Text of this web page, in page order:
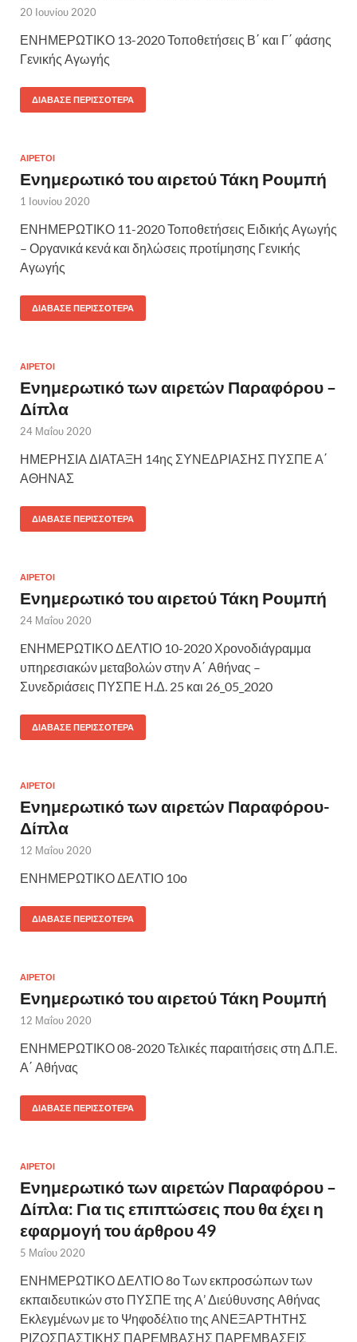
20 Ιουνίου 2020
ΕΝΗΜΕΡΩΤΙΚΟ 13-2020 Τοποθετήσεις Β΄ και Γ΄ φάσης
Γενικής Αγωγής
ΔΙΆΒΑΣΕ ΠΕΡΙΣΣΌΤΕΡΑ
ΑΙΡΕΤΟΙ
Ενημερωτικό του αιρετού Τάκη Ρουμπή
1 Ιουνίου 2020
ΕΝΗΜΕΡΩΤΙΚΟ 11-2020 Τοποθετήσεις Ειδικής Αγωγής
– Οργανικά κενά και δηλώσεις προτίμησης Γενικής
Αγωγής
ΔΙΆΒΑΣΕ ΠΕΡΙΣΣΌΤΕΡΑ
ΑΙΡΕΤΟΙ
Ενημερωτικό των αιρετών Παραφόρου –
Δίπλα
24 Μαΐου 2020
ΗΜΕΡΗΣΙΑ ΔΙΑΤΑΞΗ 14ης ΣΥΝΕΔΡΙΑΣΗΣ ΠΥΣΠΕ Α΄
ΑΘΗΝΑΣ
ΔΙΆΒΑΣΕ ΠΕΡΙΣΣΌΤΕΡΑ
ΑΙΡΕΤΟΙ
Ενημερωτικό του αιρετού Τάκη Ρουμπή
24 Μαΐου 2020
EΝΗΜΕΡΩΤΙΚΟ ΔΕΛΤΙΟ 10-2020 Χρονοδιάγραμμα
υπηρεσιακών μεταβολών στην Α΄ Αθήνας –
Συνεδριάσεις ΠΥΣΠΕ Η.Δ. 25 και 26_05_2020
ΔΙΆΒΑΣΕ ΠΕΡΙΣΣΌΤΕΡΑ
ΑΙΡΕΤΟΙ
Ενημερωτικό των αιρετών Παραφόρου-
Δίπλα
12 Μαΐου 2020
ΕΝΗΜΕΡΩΤΙΚΟ ΔΕΛΤΙΟ 10ο
ΔΙΆΒΑΣΕ ΠΕΡΙΣΣΌΤΕΡΑ
ΑΙΡΕΤΟΙ
Ενημερωτικό του αιρετού Τάκη Ρουμπή
12 Μαΐου 2020
ΕΝΗΜΕΡΩΤΙΚΟ 08-2020 Τελικές παραιτήσεις στη Δ.Π.Ε.
Α΄ Αθήνας
ΔΙΆΒΑΣΕ ΠΕΡΙΣΣΌΤΕΡΑ
ΑΙΡΕΤΟΙ
Ενημερωτικό των αιρετών Παραφόρου –
Δίπλα: Για τις επιπτώσεις που θα έχει η
εφαρμογή του άρθρου 49
5 Μαΐου 2020
ΕΝΗΜΕΡΩΤΙΚΟ ΔΕΛΤΙΟ 8ο Των εκπροσώπων των
εκπαιδευτικών στο ΠΥΣΠΕ της Α’ Διεύθυνσης Αθήνας
Εκλεγμένων με το Ψηφοδέλτιο της ΑΝΕΞΑΡΤΗΤΗΣ
ΡΙΖΟΣΠΑΣΤΙΚΗΣ ΠΑΡΕΜΒΑΣΗΣ ΠΑΡΕΜΒΑΣΕΙΣ